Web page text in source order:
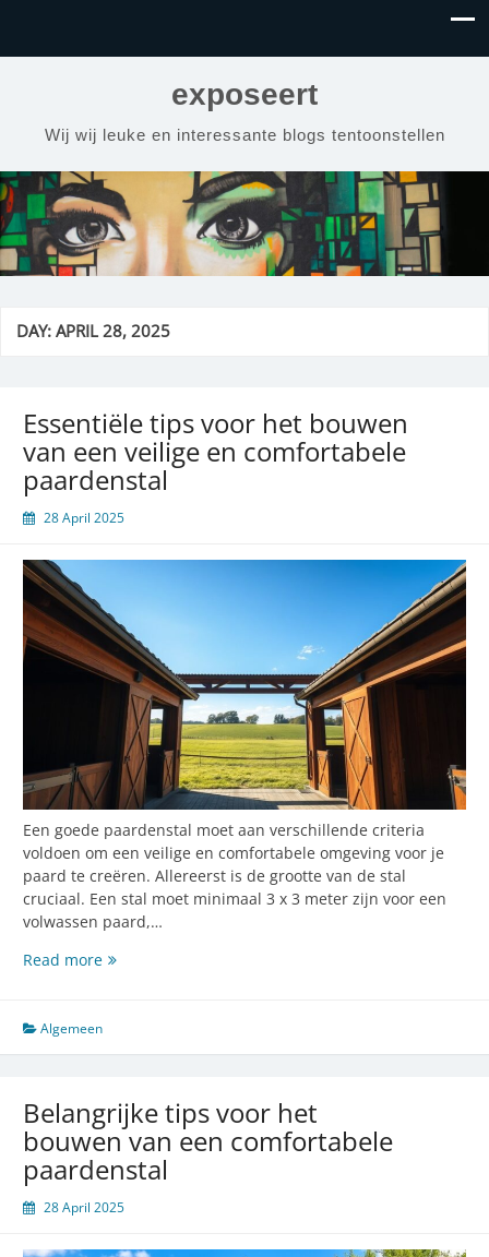
exposeert
Wij wij leuke en interessante blogs tentoonstellen
DAY:APRIL 28, 2025
Essentiële tips voor het bouwen
van een veilige en comfortabele
paardenstal
28 April 2025
Een goede paardenstal moet aan verschillende criteria
voldoen om een veilige en comfortabele omgeving voor je
paard te creëren. Allereerst is de grootte van de stal
cruciaal. Een stal moet minimaal 3 x 3 meter zijn voor een
volwassen paard,…
Read moreEssentiële
het
bouwen
veilige
en
comfortabele
Algemeen
Belangrijke tips voor het
bouwen van een comfortabele
paardenstal
28 April 2025